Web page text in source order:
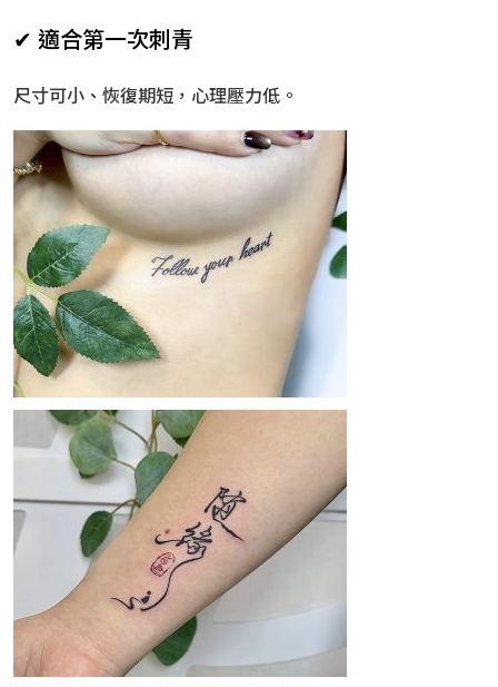
✔ 適合第一次刺青
尺寸可小、恢復期短，心理壓力低。